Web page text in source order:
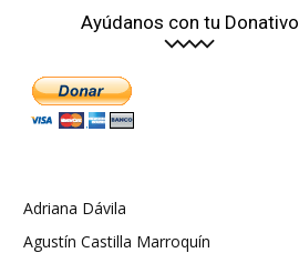
Ayúdanos con tu Donativo
Adriana Dávila
Agustín Castilla Marroquín